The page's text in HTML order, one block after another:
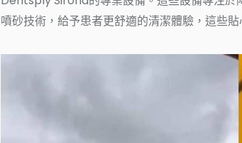
周噴砂治療是採用噴砂技
深層清潔的療程，可以有
及牙齦溝內的生物膜（